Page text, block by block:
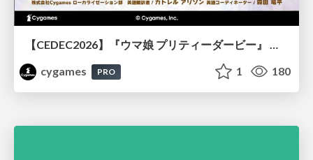
【CEDEC2026】『ウマ娘 プリティーダービー』 英語版のキャラクターの方言や口調をローカライズするための創造的アプローチ
cygames
PRO 1 180